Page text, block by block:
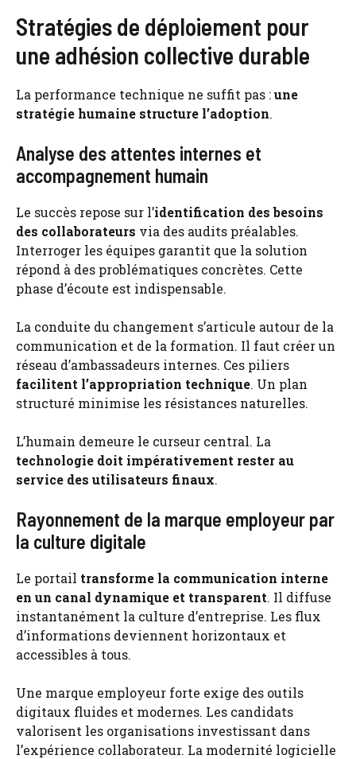
Stratégies de déploiement pour
une adhésion collective durable
La performance technique ne suffit pas :une
stratégie humaine structure l’adoption.
Analyse des attentes internes et
accompagnement humain
Le succès repose sur l’identification des besoins
des collaborateurs via des audits préalables.
Interroger les équipes garantit que la solution
répond à des problématiques concrètes. Cette
phase d’écoute est indispensable.
La conduite du changement s’articule autour de la
communication et de la formation. Il faut créer un
réseau d’ambassadeurs internes. Ces piliers
facilitent l’appropriation technique. Un plan
structuré minimise les résistances naturelles.
L’humain demeure le curseur central. La
technologie doit impérativement rester au
service des utilisateurs finaux.
Rayonnement de la marque employeur par
la culture digitale
Le portail transforme la communication interne
en un canal dynamique et transparent. Il diffuse
instantanément la culture d’entreprise. Les flux
d’informations deviennent horizontaux et
accessibles à tous.
Une marque employeur forte exige des outils
digitaux fluides et modernes. Les candidats
valorisent les organisations investissant dans
l’expérience collaborateur. La modernité logicielle